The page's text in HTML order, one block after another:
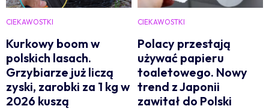
CIEKAWOSTKI
Kurkowy boom w
polskich lasach.
Grzybiarze już liczą
zyski, zarobki za 1 kg w
2026 kuszą
CIEKAWOSTKI
Polacy przestają
używać papieru
toaletowego. Nowy
trend z Japonii
zawitał do Polski